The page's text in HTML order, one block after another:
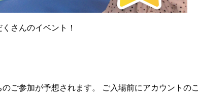
さんのイベント！
ご参加が予想されます。 ご入場前にアカウント